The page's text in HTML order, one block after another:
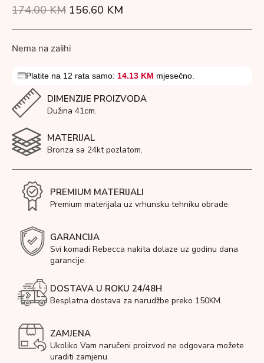
174.00KM 156.60 KM
Nema na zalihi
Platite na 12 rata samo: 14.13 KM mjesečno.
DIMENZIJE PROIZVODA
Dužina 41cm.
MATERIJAL
Bronza sa 24kt pozlatom.
PREMIUM MATERIJALI
Premium materijala uz vrhunsku tehniku obrade.
GARANCIJA
Svi komadi Rebecca nakita dolaze uz godinu dana
garancije.
DOSTAVA U ROKU 24/48H
Besplatna dostava za narudžbe preko 150KM.
ZAMJENA
Ukoliko Vam naručeni proizvod ne odgovara možete
uraditi zamjenu.